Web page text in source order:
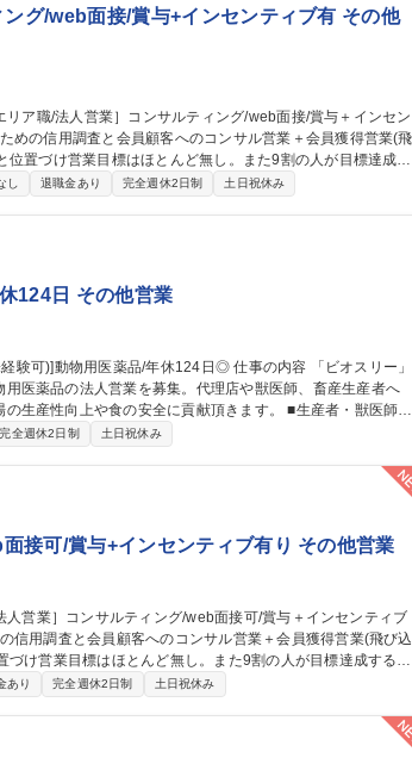
グ/web面接/賞与+インセンティブ有 その他
置づけ営業目標はほとんど無し。また9割の人が目標達成す
営層との対峙機会が多く様々なスキル向上が期待できま
ティング/web面接/賞与＋インセンティブ有
し 退職金あり 完全週休2日制 土日祝休み
124日 その他営業
医薬品の法人営業を募集。代理店や獣医師、畜産生産者へ
上や食の安全に貢献頂きます。 ■生産者・獣医師へ
■製品勉強会・セミナーの企画・運営■学会・展示会でのブ
ら動物の腸内環境を整え、肉質向上や健康維持に貢献。獣医
/営業(未経験可)]動物用医薬
完全週休2日制 土日祝休み
接可/賞与+インセンティブ有り その他営業
け営業目標はほとんど無し。また9割の人が目標達成する環
援を行う事ができ、売り切り営業では無いことから自らの提
対峙機会が多く様々なスキル向上が期待できます。 募集
あり 完全週休2日制 土日祝休み